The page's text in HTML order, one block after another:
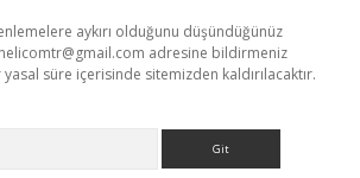
aykırı olduğunu düşündüğünüz
adresine bildirmeniz
süre içerisinde sitemizden kaldırılacaktır.